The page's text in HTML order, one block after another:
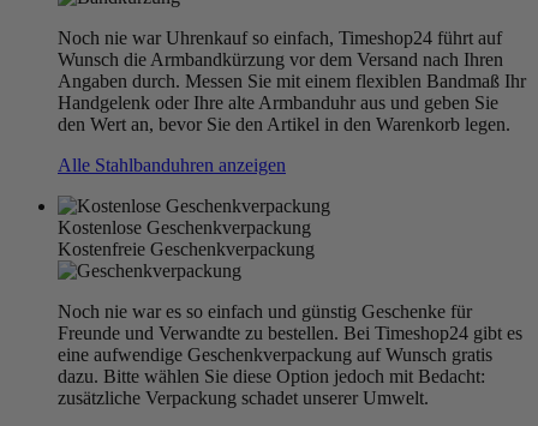
Noch nie war Uhrenkauf so einfach, Timeshop24 führt auf
Wunsch die Armbandkürzung vor dem Versand nach Ihren
Angaben durch. Messen Sie mit einem flexiblen Bandmaß Ihr
Handgelenk oder Ihre alte Armbanduhr aus und geben Sie
den Wert an, bevor Sie den Artikel in den Warenkorb legen.
Alle Stahlbanduhren anzeigen
Kostenlose Geschenkverpackung
Kostenfreie Geschenkverpackung
Noch nie war es so einfach und günstig Geschenke für
Freunde und Verwandte zu bestellen. Bei Timeshop24 gibt es
eine aufwendige Geschenkverpackung auf Wunsch gratis
dazu. Bitte wählen Sie diese Option jedoch mit Bedacht:
zusätzliche Verpackung schadet unserer Umwelt.